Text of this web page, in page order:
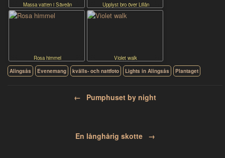
Massa vatten i Säveån Upplyst bro över Lillån
Rosa himmel
Violet walk
Alingsås
Evenemang kvälls- och nattfoto Lights in Alingsås Plantaget
← Pumphuset by night
En långhårig skotte →